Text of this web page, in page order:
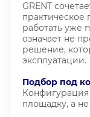
GRENT
практическое
работать уже
означает не
решение,
эксплуатации.
Подбор под
площадку, а